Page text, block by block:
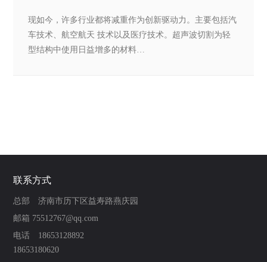
现如今，许多行业都将减重作为创新驱动力。主要包括汽
车技术、航空航天 技术以及医疗技术。超声波切割为轻
型结构中使用日益增多的材料…
联系方式
总部 济南市历下区益寿路燕庆园
邮箱 75512767@qq.com
电话 18653128892
18653180620